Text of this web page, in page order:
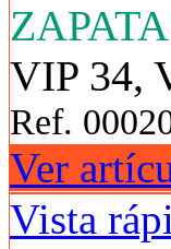
VIP 34,
Ref.
Ver
Vista